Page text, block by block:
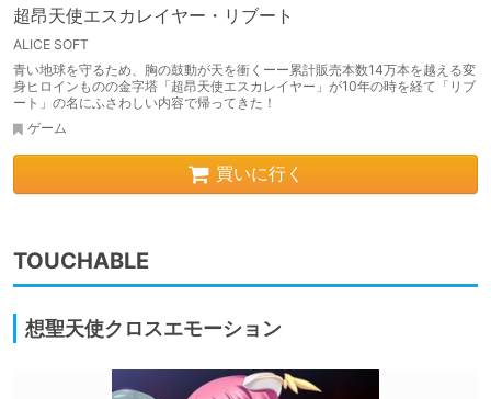
超昂天使エスカレイヤー・リブート
ALICE SOFT
青い地球を守るため、胸の鼓動が天を衝くーー累計販売本数14万本を越える変
身ヒロインものの金字塔「超昂天使エスカレイヤー」が10年の時を経て「リブ
ート」の名にふさわしい内容で帰ってきた！
ゲーム
買いに行く
TOUCHABLE
想聖天使クロスエモーション